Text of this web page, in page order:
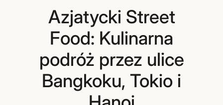
Azjatycki Street
Food: Kulinarna
podróż przez ulice
Bangkoku, Tokio i